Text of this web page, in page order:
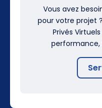
Vous avez
pour votre projet
Privés
performance,